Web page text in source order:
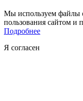
Мы используем файлы
пользования сайтом и
Подробнее
Я согласен